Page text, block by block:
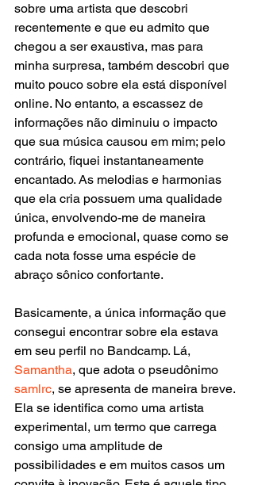
sobre uma artista que descobri
recentemente e que eu admito que
chegou a ser exaustiva, mas para
minha surpresa, também descobri que
muito pouco sobre ela está disponível
online. No entanto, a escassez de
informações não diminuiu o impacto
que sua música causou em mim; pelo
contrário, fiquei instantaneamente
encantado. As melodias e harmonias
que ela cria possuem uma qualidade
única, envolvendo-me de maneira
profunda e emocional, quase como se
cada nota fosse uma espécie de
abraço sônico confortante.
Basicamente, a única informação que
consegui encontrar sobre ela estava
em seu perfil no Bandcamp. Lá,
Samantha, que adota o pseudônimo
samlrc, se apresenta de maneira breve.
Ela se identifica como uma artista
experimental, um termo que carrega
consigo uma amplitude de
possibilidades e em muitos casos um